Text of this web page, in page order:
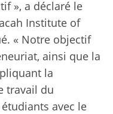
», a déclaré le
Institute of
« Notre objectif
ainsi que la
la
travail du
avec le